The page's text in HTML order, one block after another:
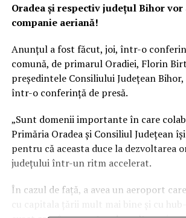
Oradea și respectiv județul Bihor
companie aeriană!
Anunțul a fost făcut, joi, într-o
comună, de primarul Oradiei, Florin
președintele Consiliului Județean
într-o conferință de presă.
„Sunt domenii importante în care
Primăria Oradea și Consiliul Județean
pentru că aceasta duce la dezvoltarea
județului într-un ritm accelerat.
În cazul de față, a avea un aeroport